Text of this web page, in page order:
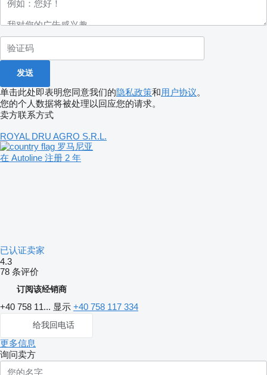
单击此处即表明您同意我们的隐私政策和用户协议。
您的个人数据将被处理以回应您的请求。
卖方联系方式
ROYAL DRU AGRO S.R.L.
罗马尼亚
在 Autoline 注册 2 年
已认证卖家
4.3
78 条评价
订阅该经销商
+40 758 11... 显示 +40 758 117 334
给我回电话
更多信息
询问卖方